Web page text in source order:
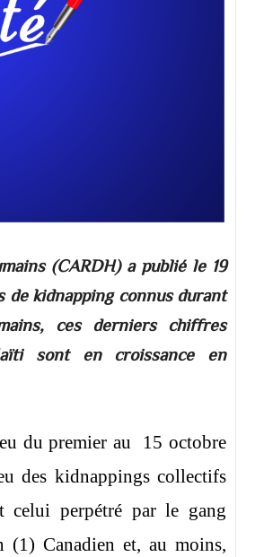
(CARDH) a publié le 19
de kidnapping connus durant
ces derniers chiffres
sont en croissance en
du premier au 15 octobre
des kidnappings collectifs
celui perpétré par le gang
(1) Canadien et, au moins,